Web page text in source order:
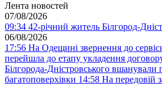
Лента новостей
07/08/2026
09:34 42-річний житель Білгород-
06/08/2026
17:56 На Одещині звернення до
перейшла до етапу укладення
Білгорода-Дністровського
багатоповерхівки 14:58 На передовій